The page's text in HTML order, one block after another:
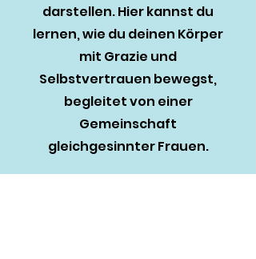
darstellen. Hier kannst du
lernen, wie du deinen Körper
mit Grazie und
Selbstvertrauen bewegst,
begleitet von einer
Gemeinschaft
gleichgesinnter Frauen.